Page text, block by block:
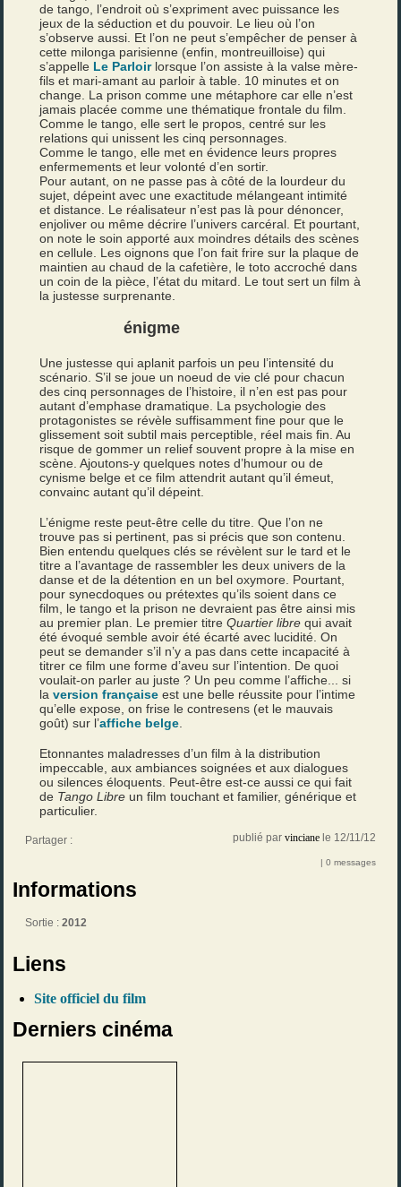
de tango, l’endroit où s’expriment avec puissance les
jeux de la séduction et du pouvoir. Le lieu où l’on
s’observe aussi. Et l’on ne peut s’empêcher de penser à
cette milonga parisienne (enfin, montreuilloise) qui
s’appelle Le Parloirlorsque l’on assiste à la valse mère-
fils et mari-amant au parloir à table. 10 minutes et on
change. La prison comme une métaphore car elle n’est
jamais placée comme une thématique frontale du film.
Comme le tango, elle sert le propos, centré sur les
relations qui unissent les cinq personnages.
Comme le tango, elle met en évidence leurs propres
enfermements et leur volonté d’en sortir.
Pour autant, on ne passe pas à côté de la lourdeur du
sujet, dépeint avec une exactitude mélangeant intimité
et distance. Le réalisateur n’est pas là pour dénoncer,
enjoliver ou même décrire l’univers carcéral. Et pourtant,
on note le soin apporté aux moindres détails des scènes
en cellule. Les oignons que l’on fait frire sur la plaque de
maintien au chaud de la cafetière, le toto accroché dans
un coin de la pièce, l’état du mitard. Le tout sert un film à
la justesse surprenante.
énigme
Une justesse qui aplanit parfois un peu l’intensité du
scénario. S’il se joue un noeud de vie clé pour chacun
des cinq personnages de l’histoire, il n’en est pas pour
autant d’emphase dramatique. La psychologie des
protagonistes se révèle suffisamment fine pour que le
glissement soit subtil mais perceptible, réel mais fin. Au
risque de gommer un relief souvent propre à la mise en
scène. Ajoutons-y quelques notes d’humour ou de
cynisme belge et ce film attendrit autant qu’il émeut,
convainc autant qu’il dépeint.
L’énigme reste peut-être celle du titre. Que l’on ne
trouve pas si pertinent, pas si précis que son contenu.
Bien entendu quelques clés se révèlent sur le tard et le
titre a l’avantage de rassembler les deux univers de la
danse et de la détention en un bel oxymore. Pourtant,
pour synecdoques ou prétextes qu’ils soient dans ce
film, le tango et la prison ne devraient pas être ainsi mis
au premier plan. Le premier titreQuartier libre qui avait
été évoqué semble avoir été écarté avec lucidité. On
peut se demander s’il n’y a pas dans cette incapacité à
titrer ce film une forme d’aveu sur l’intention. De quoi
voulait-on parler au juste ? Un peu comme l’affiche... si
laversion française est une belle réussite pour l’intime
qu’elle expose, on frise le contresens (et le mauvais
goût) sur l’affiche belge
Etonnantes maladresses d’un film à la distribution
impeccable, aux ambiances soignées et aux dialogues
ou silences éloquents. Peut-être est-ce aussi ce qui fait
de Tango Libre un film touchant et familier, générique et
particulier.
Partager : publié par vinciane le 12/11/12
| 0 messages
Informations
Sortie :2012
Liens
Site officiel du film
Derniers cinéma